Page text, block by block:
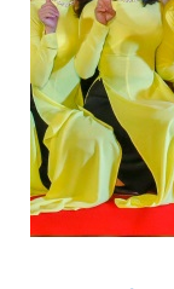
VAN
VAN